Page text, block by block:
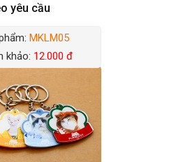
yêu cầu
MKLM05
khảo: 12.000 đ